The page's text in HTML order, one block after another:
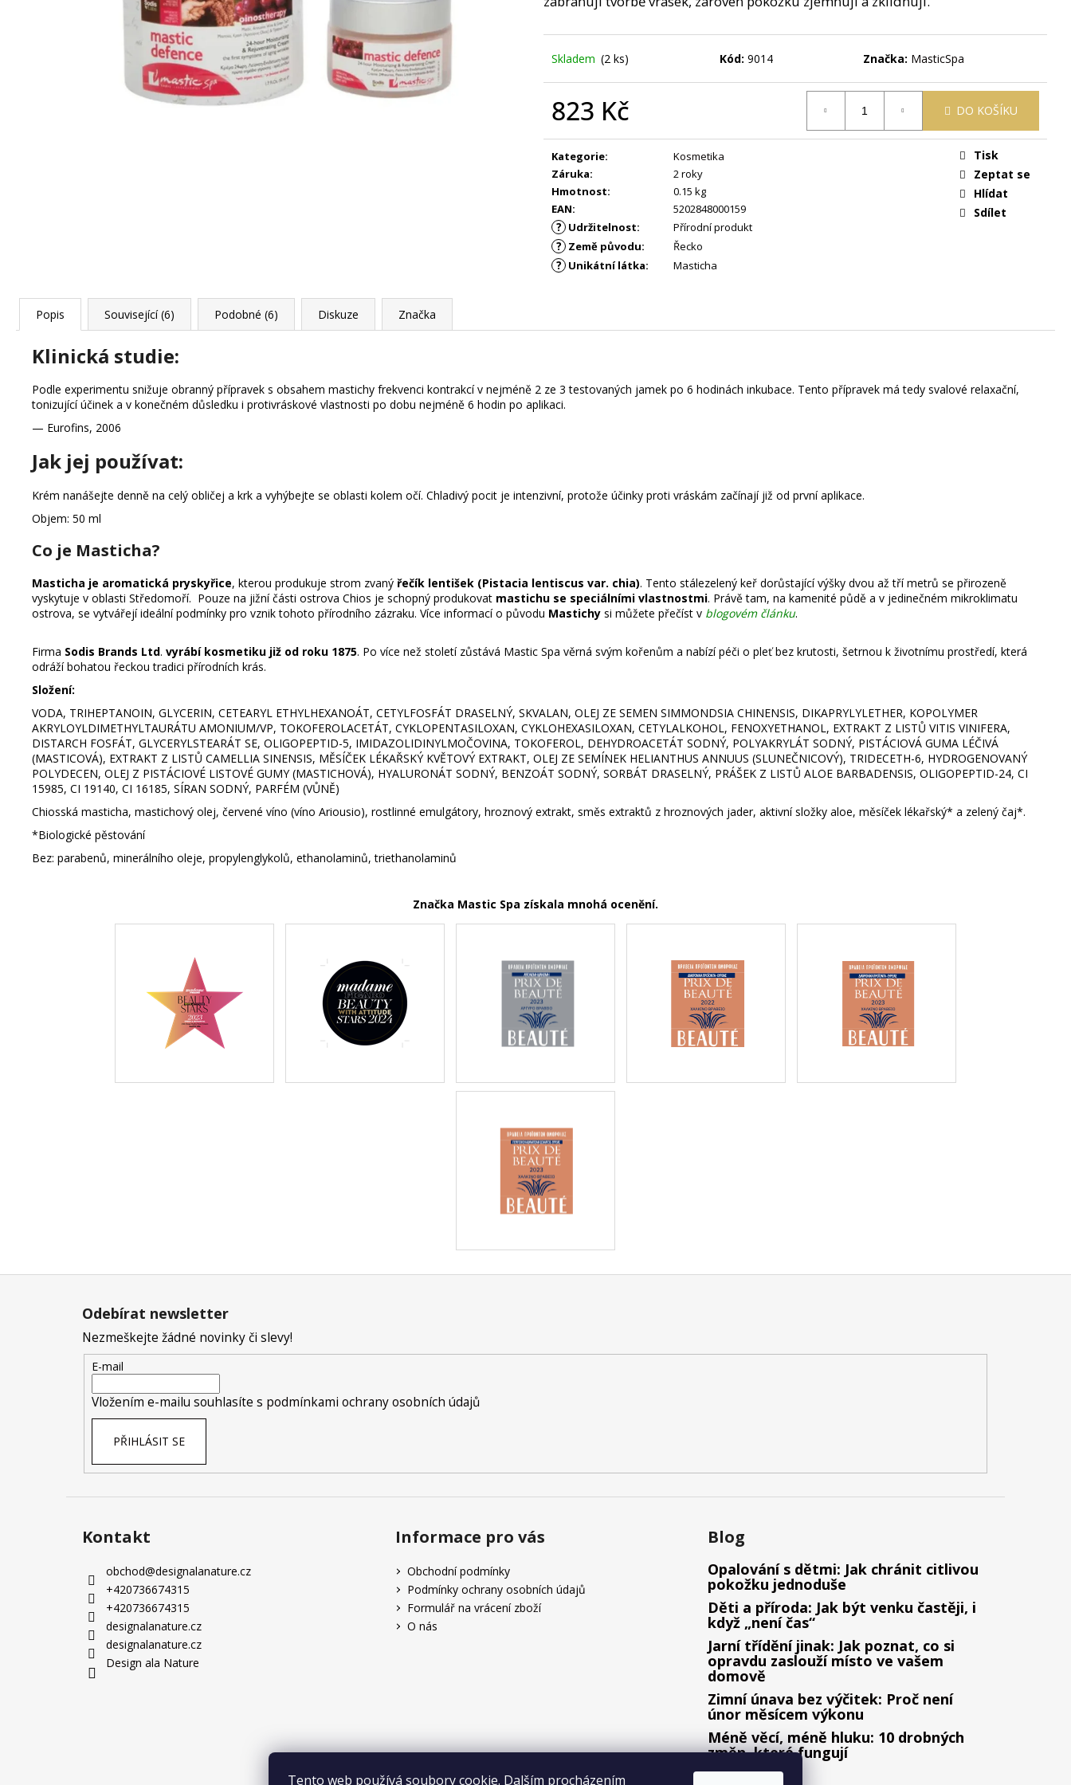
Tento web používá soubory cookie. Dalším procházením
Skladem (2 ks) Kód: 9014 Značka: MasticSpa
823 Kč DO KOŠÍKU
Kategorie:
Kosmetika
Záruka:
2 roky
Hmotnost:
0.15 kg
EAN: 5202848000159
? Udržitelnost: Přírodní produkt
? Země původu: Řecko
? Unikátní látka: Masticha
Tisk
Zeptat se
Hlídat
Sdílet
Popis Související (6) Podobné (6) Diskuze Značka
Klinická studie:
Podle experimentu snižuje obranný přípravek s obsahem mastichy frekvenci kontrakcí v nejméně 2 ze 3 testovaných jamek po 6 hodinách inkubace. Tento přípravek má tedy svalové relaxační,
tonizující účinek a v konečném důsledku i protivráskové vlastnosti po dobu nejméně 6 hodin po aplikaci.
— Eurofins, 2006
Jak jej používat:
Krém nanášejte denně na celý obličej a krk a vyhýbejte se oblasti kolem očí. Chladivý pocit je intenzivní, protože účinky proti vráskám začínají již od první aplikace.
Objem: 50 ml
Co je Masticha?
Masticha je aromatická pryskyřice, kterou produkuje strom zvaný řečík lentišek (Pistacia lentiscus var. chia). Tento stálezelený keř dorůstající výšky dvou až tří metrů se přirozeně
vyskytuje v oblasti Středomoří. Pouze na jižní části ostrova Chios je schopný produkovat mastichu se speciálními vlastnostmi. Právě tam, na kamenité půdě a v jedinečném mikroklimatu
ostrova, se vytvářejí ideální podmínky pro vznik tohoto přírodního zázraku. Více informací o původu Mastichy si můžete přečíst v blogovém článku.
Firma Sodis Brands Ltd. vyrábí kosmetiku již od roku 1875. Po více než století zůstává Mastic Spa věrná svým kořenům a nabízí péči o pleť bez krutosti, šetrnou k životnímu prostředí, která
odráží bohatou řeckou tradici přírodních krás.
Složení:
VODA, TRIHEPTANOIN, GLYCERIN, CETEARYL ETHYLHEXANOÁT, CETYLFOSFÁT DRASELNÝ, SKVALAN, OLEJ ZE SEMEN SIMMONDSIA CHINENSIS, DIKAPRYLYLETHER, KOPOLYMER
AKRYLOYLDIMETHYLTAURÁTU AMONIUM/VP, TOKOFEROLACETÁT, CYKLOPENTASILOXAN, CYKLOHEXASILOXAN, CETYLALKOHOL, FENOXYETHANOL, EXTRAKT Z LISTŮ VITIS VINIFERA,
DISTARCH FOSFÁT, GLYCERYLSTEARÁT SE, OLIGOPEPTID-5, IMIDAZOLIDINYLMOČOVINA, TOKOFEROL, DEHYDROACETÁT SODNÝ, POLYAKRYLÁT SODNÝ, PISTÁCIOVÁ GUMA LÉČIVÁ
(MASTICOVÁ), EXTRAKT Z LISTŮ CAMELLIA SINENSIS, MĚSÍČEK LÉKAŘSKÝ KVĚTOVÝ EXTRAKT, OLEJ ZE SEMÍNEK HELIANTHUS ANNUUS (SLUNEČNICOVÝ), TRIDECETH-6, HYDROGENOVANÝ
POLYDECEN, OLEJ Z PISTÁCIOVÉ LISTOVÉ GUMY (MASTICHOVÁ), HYALURONÁT SODNÝ, BENZOÁT SODNÝ, SORBÁT DRASELNÝ, PRÁŠEK Z LISTŮ ALOE BARBADENSIS, OLIGOPEPTID-24, CI
15985, CI 19140, CI 16185, SÍRAN SODNÝ, PARFÉM (VŮNĚ)
Chiosská masticha, mastichový olej, červené víno (víno Ariousio), rostlinné emulgátory, hroznový extrakt, směs extraktů z hroznových jader, aktivní složky aloe, měsíček lékařský* a zelený čaj*.
*Biologické pěstování
Bez: parabenů, minerálního oleje, propylenglykolů, ethanolaminů, triethanolaminů
Značka Mastic Spa získala mnohá ocenění.
Z
Odebírat newsletter
Nezmeškejte žádné novinky či slevy!
E-mail
Vložením e-mailu souhlasíte s podmínkami ochrany osobních údajů
PŘIHLÁSIT SE
Kontakt
obchod@designalanature.cz
+420736674315
+420736674315
designalanature.cz
designalanature.cz
Design ala Nature
Informace pro vás
Obchodní podmínky
Podmínky ochrany osobních údajů
Formulář na vrácení zboží
O nás
Blog
Opalování s dětmi: Jak chránit citlivou
pokožku jednoduše
Děti a příroda: Jak být venku častěji, i
když „není čas“
Jarní třídění jinak: Jak poznat, co si
opravdu zaslouží místo ve vašem
domově
Zimní únava bez výčitek: Proč není
únor měsícem výkonu
Méně věcí, méně hluku: 10 drobných
změn, které fungují